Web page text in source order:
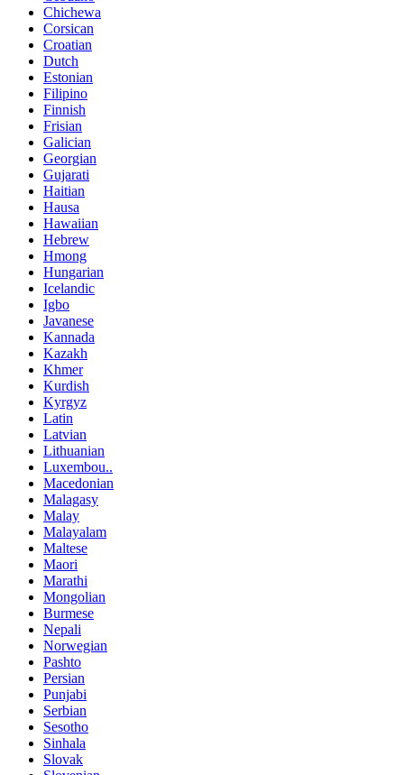
Chichewa
Corsican
Croatian
Dutch
Estonian
Filipino
Finnish
Frisian
Galician
Georgian
Gujarati
Haitian
Hausa
Hawaiian
Hebrew
Hmong
Hungarian
Icelandic
Igbo
Javanese
Kannada
Kazakh
Khmer
Kurdish
Kyrgyz
Latin
Latvian
Lithuanian
Luxembou..
Macedonian
Malagasy
Malay
Malayalam
Maltese
Maori
Marathi
Mongolian
Burmese
Nepali
Norwegian
Pashto
Persian
Punjabi
Serbian
Sesotho
Sinhala
Slovak